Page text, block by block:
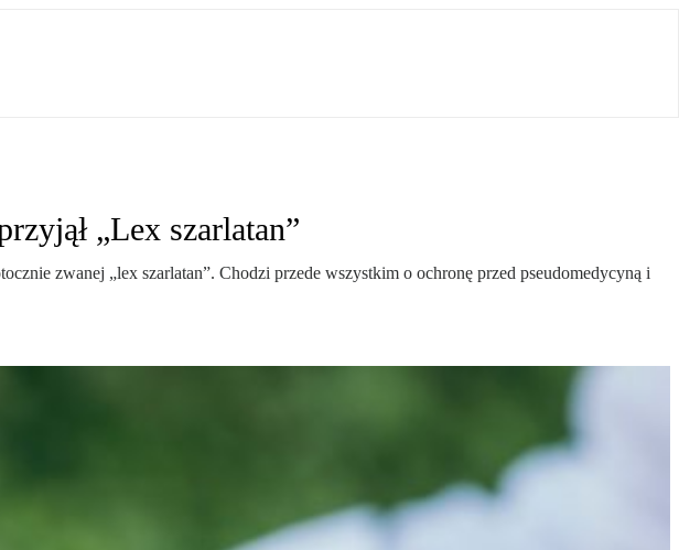
„Lex szarlatan”
zwanej „lex szarlatan”. Chodzi przede wszystkim o ochronę przed pseudomedycyną i